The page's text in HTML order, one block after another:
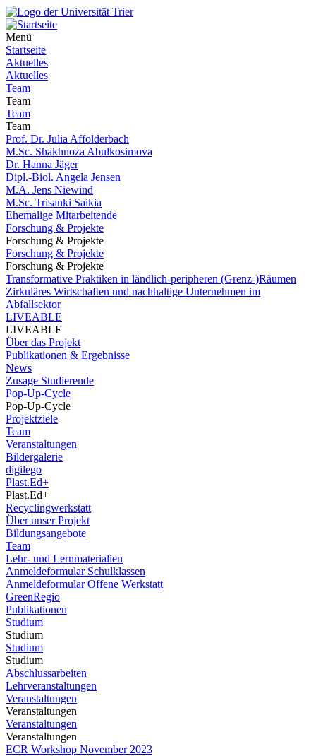
Menü
Startseite
Aktuelles
Aktuelles
Team
Team
Team
Team
Prof. Dr. Julia Affolderbach
M.Sc. Shakhnoza Abulkosimova
Dr. Hanna Jäger
Dipl.-Biol. Angela Jensen
M.A. Jens Niewind
M.Sc. Trisanki Saikia
Ehemalige Mitarbeitende
Forschung & Projekte
Forschung & Projekte
Forschung & Projekte
Forschung & Projekte
Transformative Praktiken in ländlich-peripheren (Grenz-)Räumen
Zirkuläres Wirtschaften und nachhaltige Unternehmen im
Abfallsektor
LIVEABLE
LIVEABLE
Über das Projekt
Publikationen & Ergebnisse
News
Zusage Studierende
Pop-Up-Cycle
Pop-Up-Cycle
Projektziele
Team
Veranstaltungen
Bildergalerie
digilego
Plast.Ed+
Plast.Ed+
Recyclingwerkstatt
Über unser Projekt
Bildungsangebote
Team
Lehr- und Lernmaterialien
Anmeldeformular Schulklassen
Anmeldeformular Offene Werkstatt
GreenRegio
Publikationen
Studium
Studium
Studium
Studium
Abschlussarbeiten
Lehrveranstaltungen
Veranstaltungen
Veranstaltungen
Veranstaltungen
Veranstaltungen
ECR Workshop November 2023